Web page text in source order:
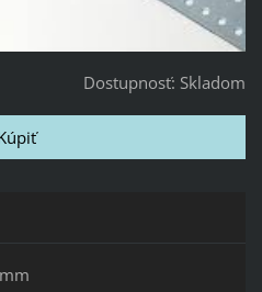
Dostupnosť: Skladom